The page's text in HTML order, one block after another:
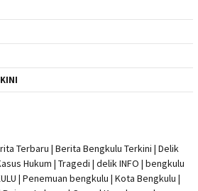
Terbaru | Berita Bengkulu Terkini | Delik
Hukum | Tragedi | delik INFO | bengkulu
| Penemuan bengkulu | Kota Bengkulu |